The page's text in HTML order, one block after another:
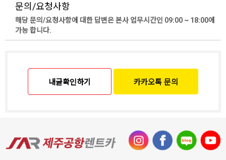
문의/요청사항
해당 문의/요청사항에 대한 답변은 본사 업무시간인 09:00 ~ 18:00에
가능 합니다.
내글확인하기 카카오톡 문의